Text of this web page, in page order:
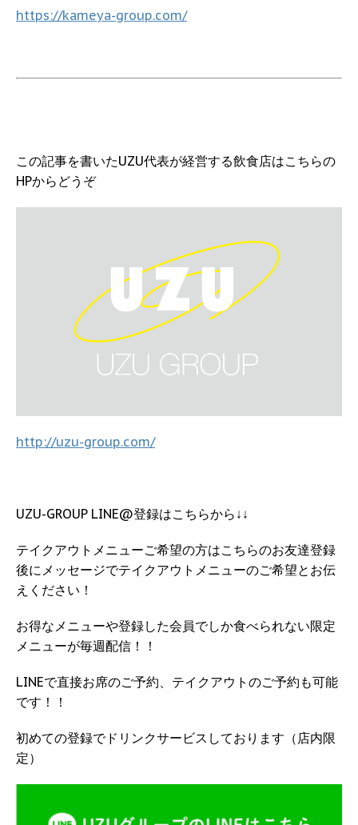
https://kameya-group.com/
この記事を書いたUZU代表が経営する飲食店はこちらの
HPからどうぞ
http://uzu-group.com/
UZU-GROUP LINE@登録はこちらから↓↓
テイクアウトメニューご希望の方はこちらのお友達登録
後にメッセージでテイクアウトメニューのご希望とお伝
えください！
お得なメニューや登録した会員でしか食べられない限定
メニューが毎週配信！！
LINEで直接お席のご予約、テイクアウトのご予約も可能
です！！
初めての登録でドリンクサービスしております（店内限
定）